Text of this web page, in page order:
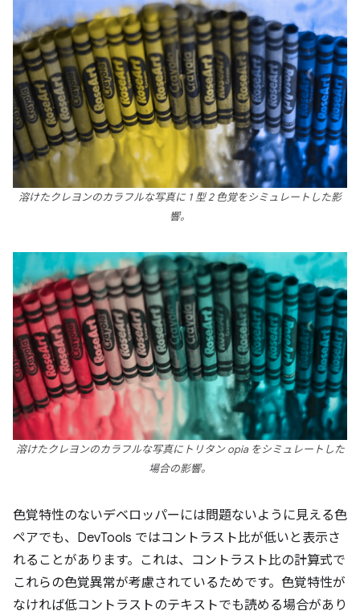
溶けたクレヨンのカラフルな写真に 1 型 2 色覚をシミュレートした影
響。
溶けたクレヨンのカラフルな写真にトリタン opia をシミュレートした
場合の影響。
色覚特性のないデベロッパーには問題ないように見える色
ペアでも、DevTools ではコントラスト比が低いと表示さ
れることがあります。これは、コントラスト比の計算式で
これらの色覚異常が考慮されているためです。 色覚特性が
なければ低コントラストのテキストでも読める場合があり